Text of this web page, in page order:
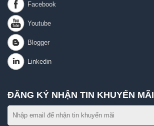
ĐĂNG KÝ NHẬN TIN KHUYẾN MÃI